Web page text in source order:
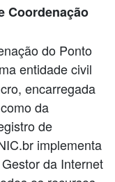
Coordenação
do Ponto
entidade civil
encarregada
da
de
implementa
da Internet